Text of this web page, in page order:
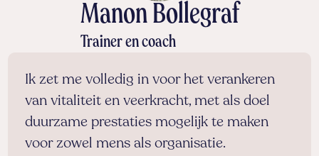
Manon Bollegraf
Trainer en coach
Ik zet me volledig in voor het verankeren
van vitaliteit en veerkracht, met als doel
duurzame prestaties mogelijk te maken
voor zowel mens als organisatie.